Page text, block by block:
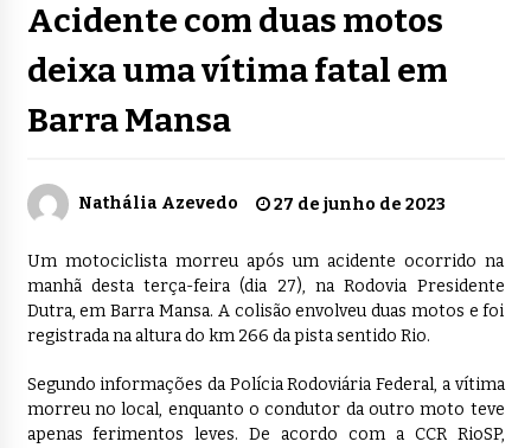
Acidente com duas motos
deixa uma vítima fatal em
Barra Mansa
Nathália Azevedo 27 de junho de 2023
Um motociclista morreu após um acidente ocorrido na
manhã desta terça-feira (dia 27), na Rodovia Presidente
Dutra, em Barra Mansa. A colisão envolveu duas motos e foi
registrada na altura do km 266 da pista sentido Rio.
Segundo informações da Polícia Rodoviária Federal, a vítima
morreu no local, enquanto o condutor da outro moto teve
apenas ferimentos leves. De acordo com a CCR RioSP,